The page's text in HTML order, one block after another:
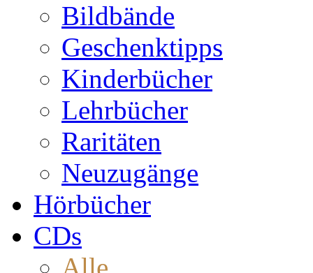
Bildbände
Geschenktipps
Kinderbücher
Lehrbücher
Raritäten
Neuzugänge
Hörbücher
CDs